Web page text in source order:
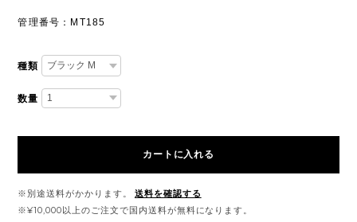
管理番号：MT185
種類
数量
カートに入れる
※別途送料がかかります。
送料を確認する
※¥10,000以上のご注文で国内送料が無料になります。